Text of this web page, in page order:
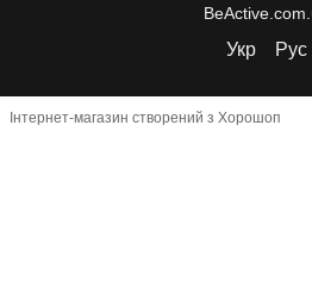
Укр Рус
Інтернет-магазин створений з Хорошоп